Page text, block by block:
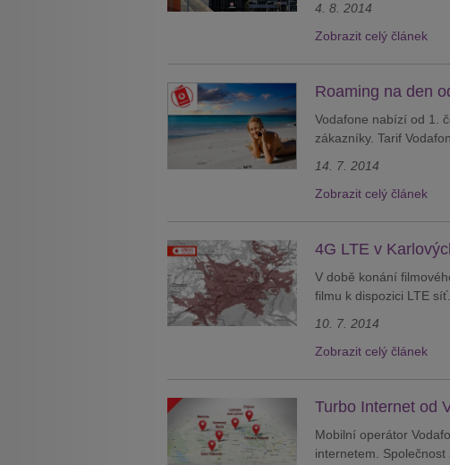
4. 8. 2014
Zobrazit celý článek
Roaming na den
Vodafone nabízí od 1.
zákazníky. Tarif
14. 7. 2014
Zobrazit celý článek
4G LTE v
V době konání
filmu k dispozici LTE
10. 7. 2014
Zobrazit celý článek
Turbo Internet od
Mobilní operátor
internetem. Společnost